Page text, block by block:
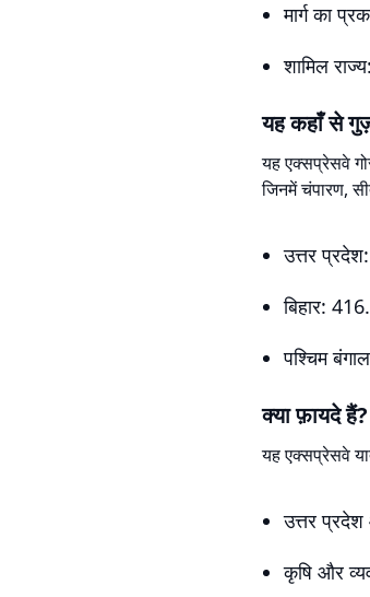
मार्ग का
शामिल
यह कहाँ से
यह एक्सप्रेसवे
जिनमें चंपारण,
उत्तर
बिहार:
पश्चिम
क्या फ़ायदे हैं?
यह एक्सप्रेसवे
उत्तर
कृषि और